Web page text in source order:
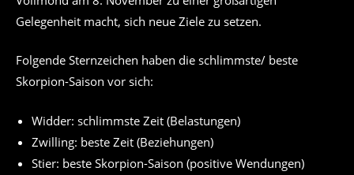
Gelegenheit macht, sich neue Ziele zu setzen.
Folgende Sternzeichen haben die schlimmste/ beste
Skorpion-Saison vor sich:
Widder: schlimmste Zeit (Belastungen)
Zwilling: beste Zeit (Beziehungen)
Stier: beste Skorpion-Saison (positive Wendungen)